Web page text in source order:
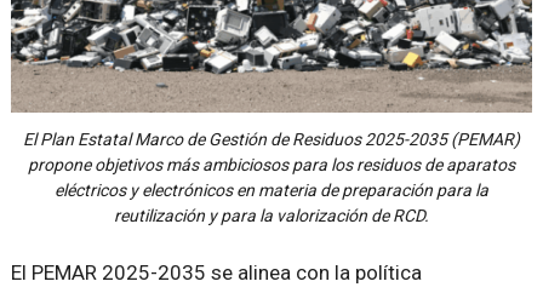
El Plan Estatal Marco de Gestión de Residuos 2025-2035 (PEMAR)
propone objetivos más ambiciosos para los residuos de aparatos
eléctricos y electrónicos en materia de preparación para la
reutilización y para la valorización de RCD.
El PEMAR 2025-2035 se alinea con la política